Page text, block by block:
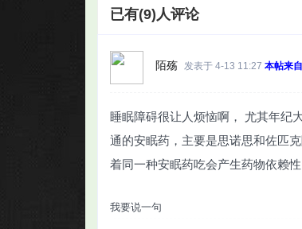
已有(9)人评论
陌殇 发表于 4-13 11:27 本帖来
睡眠障碍很让人烦恼啊， 尤其年纪
通的安眠药，主要是思诺思和佐匹
着同一种安眠药吃会产生药物依赖性
我要说一句